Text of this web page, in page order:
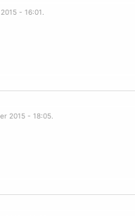
- 16:01.
2015 - 18:05.